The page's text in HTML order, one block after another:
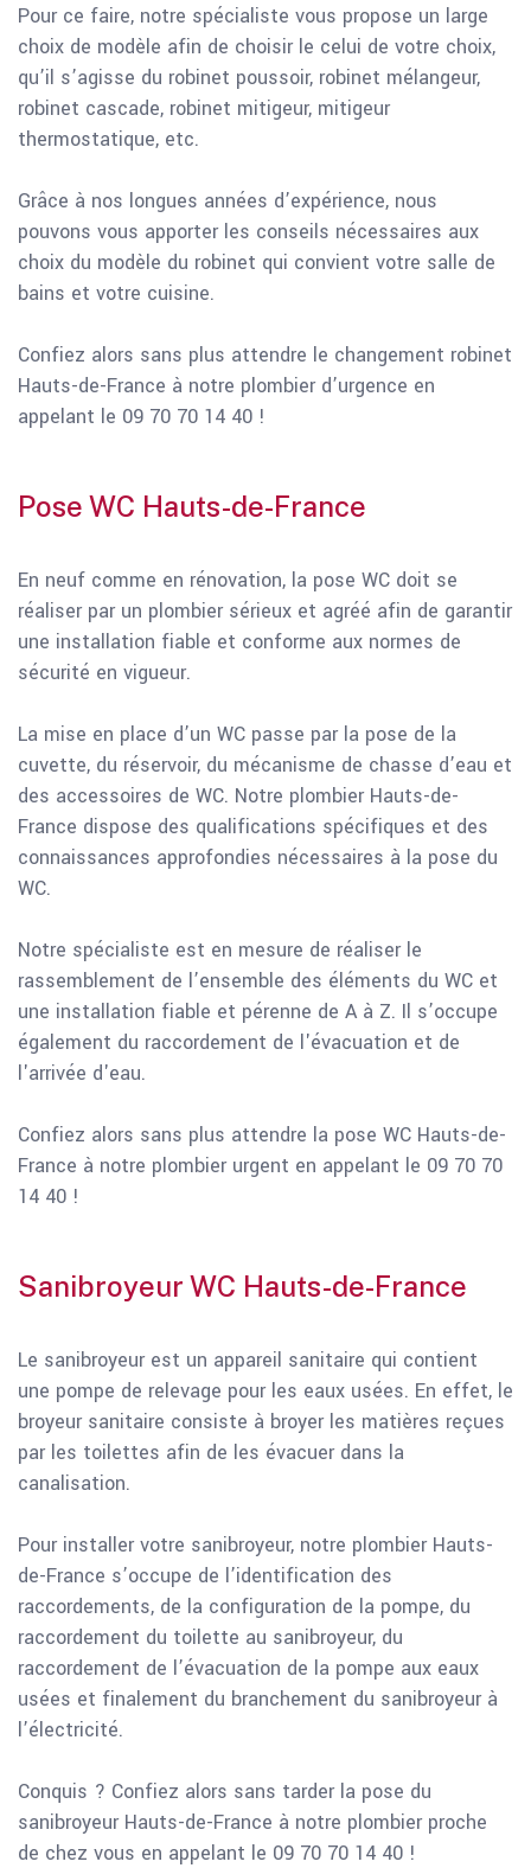
Pour ce faire, notre spécialiste vous propose un large
choix de modèle afin de choisir le celui de votre choix,
qu’il s’agisse du robinet poussoir, robinet mélangeur,
robinet cascade, robinet mitigeur, mitigeur
thermostatique, etc.
Grâce à nos longues années d’expérience, nous
pouvons vous apporter les conseils nécessaires aux
choix du modèle du robinet qui convient votre salle de
bains et votre cuisine.
Confiez alors sans plus attendre le changement robinet
Hauts-de-France à notre plombier d’urgence en
appelant le 09 70 70 14 40 !
Pose WC Hauts-de-France
En neuf comme en rénovation, la pose WC doit se
réaliser par un plombier sérieux et agréé afin de garantir
une installation fiable et conforme aux normes de
sécurité en vigueur.
La mise en place d’un WC passe par la pose de la
cuvette, du réservoir, du mécanisme de chasse d’eau et
des accessoires de WC. Notre plombier Hauts-de-
France dispose des qualifications spécifiques et des
connaissances approfondies nécessaires à la pose du
WC.
Notre spécialiste est en mesure de réaliser le
rassemblement de l’ensemble des éléments du WC et
une installation fiable et pérenne de A à Z. Il s’occupe
également du raccordement de l'évacuation et de
l'arrivée d'eau.
Confiez alors sans plus attendre la pose WC Hauts-de-
France à notre plombier urgent en appelant le 09 70 70
14 40 !
Sanibroyeur WC Hauts-de-France
Le sanibroyeur est un appareil sanitaire qui contient
une pompe de relevage pour les eaux usées. En effet, le
broyeur sanitaire consiste à broyer les matières reçues
par les toilettes afin de les évacuer dans la
canalisation.
Pour installer votre sanibroyeur, notre plombier Hauts-
de-France s’occupe de l’identification des
raccordements, de la configuration de la pompe, du
raccordement du toilette au sanibroyeur, du
raccordement de l’évacuation de la pompe aux eaux
usées et finalement du branchement du sanibroyeur à
l’électricité.
Conquis ? Confiez alors sans tarder la pose du
sanibroyeur Hauts-de-France à notre plombier proche
de chez vous en appelant le 09 70 70 14 40 !